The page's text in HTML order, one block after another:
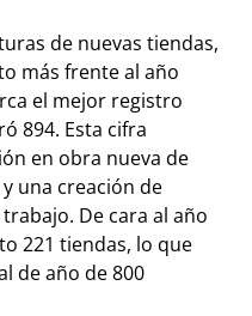
de nuevas tiendas,
más frente al año
el mejor registro
894. Esta cifra
en obra nueva de
una creación de
De cara al año
221 tiendas, lo que
de año de 800